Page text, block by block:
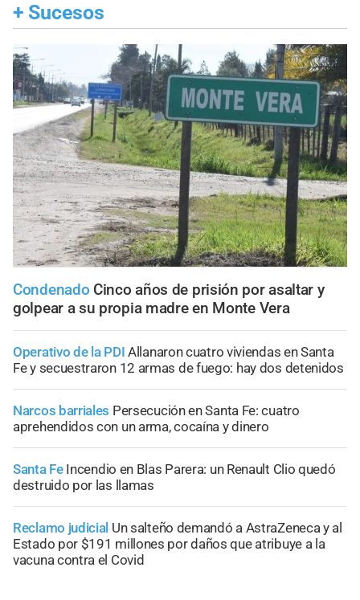
+ Sucesos
Condenado Cinco años de prisión por asaltar y
golpear a su propia madre en Monte Vera
Operativo de la PDI Allanaron cuatro viviendas en Santa
Fe y secuestraron 12 armas de fuego: hay dos detenidos
Narcos barriales Persecución en Santa Fe: cuatro
aprehendidos con un arma, cocaína y dinero
Santa Fe Incendio en Blas Parera: un Renault Clio quedó
destruido por las llamas
Reclamo judicial Un salteño demandó a AstraZeneca y al
Estado por $191 millones por daños que atribuye a la
vacuna contra el Covid